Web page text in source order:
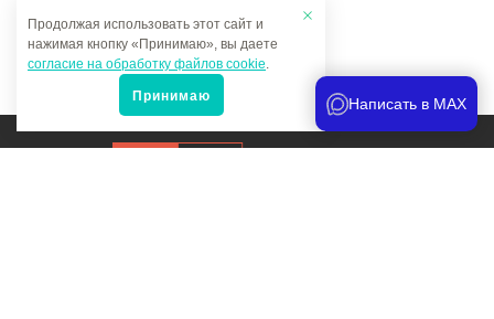
Продвижение сайта
Продолжая использовать этот сайт и
нажимая кнопку «Принимаю», вы даете
согласие на обработку файлов cookie.
Принимаю Написать в MAX